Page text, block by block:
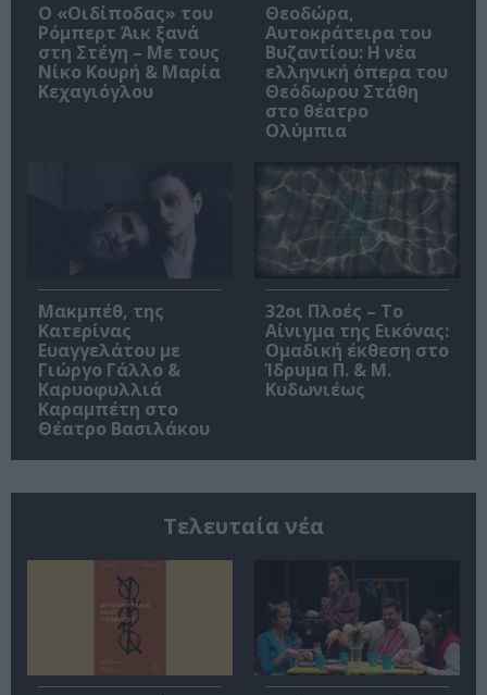
O «Οιδίποδας» του
Ρόμπερτ Άικ ξανά
στη Στέγη – Με τους
Νίκο Κουρή & Μαρία
Κεχαγιόγλου
Θεοδώρα,
Αυτοκράτειρα του
Βυζαντίου: Η νέα
ελληνική όπερα του
Θεόδωρου Στάθη
στο θέατρο
Ολύμπια
Μακμπέθ, της
Κατερίνας
Ευαγγελάτου με
Γιώργο Γάλλο &
Καρυοφυλλιά
Καραμπέτη στο
Θέατρο Βασιλάκου
32οι Πλοές – Το
Αίνιγμα της Εικόνας:
Ομαδική έκθεση στο
Ίδρυμα Π. & Μ.
Κυδωνιέως
Τελευταία νέα